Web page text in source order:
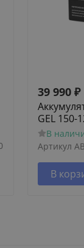
39 990 ₽
GEL 150-
В
Артикул
В